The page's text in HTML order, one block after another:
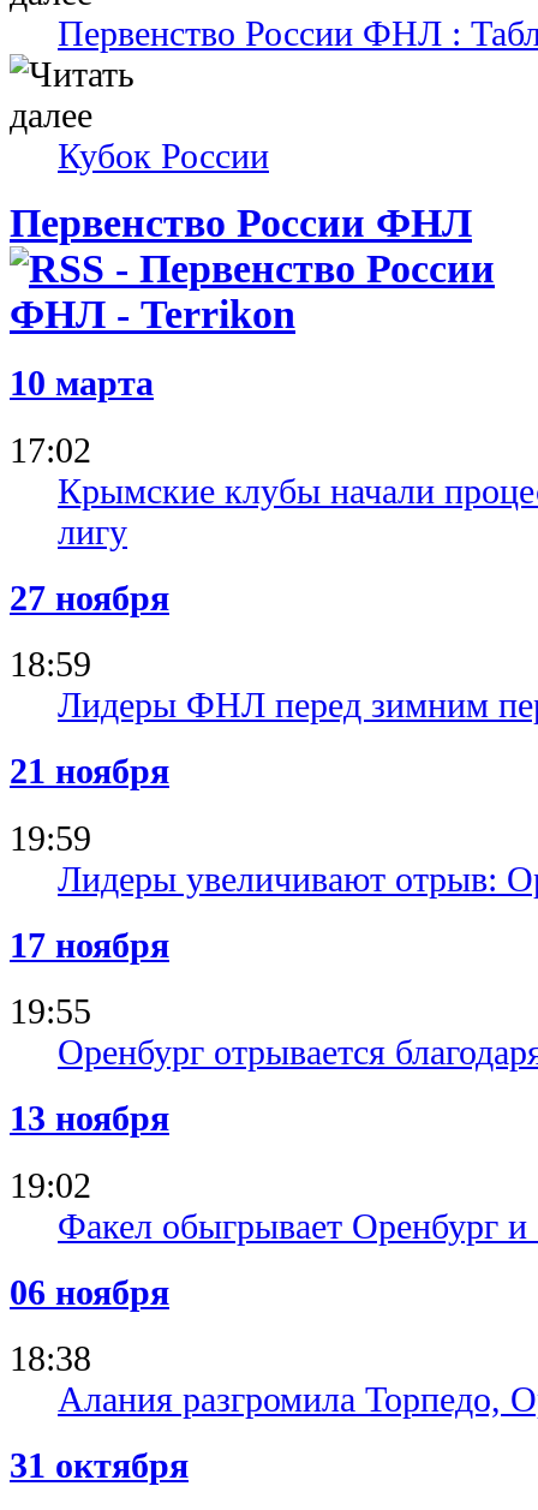
Первенство России ФНЛ :
Кубок России
Первенство России ФНЛ
10 марта
17:02
Крымские клубы начали
лигу
27 ноября
18:59
Лидеры ФНЛ перед зимним
21 ноября
19:59
Лидеры увеличивают отрыв:
17 ноября
19:55
Оренбург отрывается
13 ноября
19:02
Факел обыгрывает Оренбург и
06 ноября
18:38
Алания разгромила Торпедо,
31 октября